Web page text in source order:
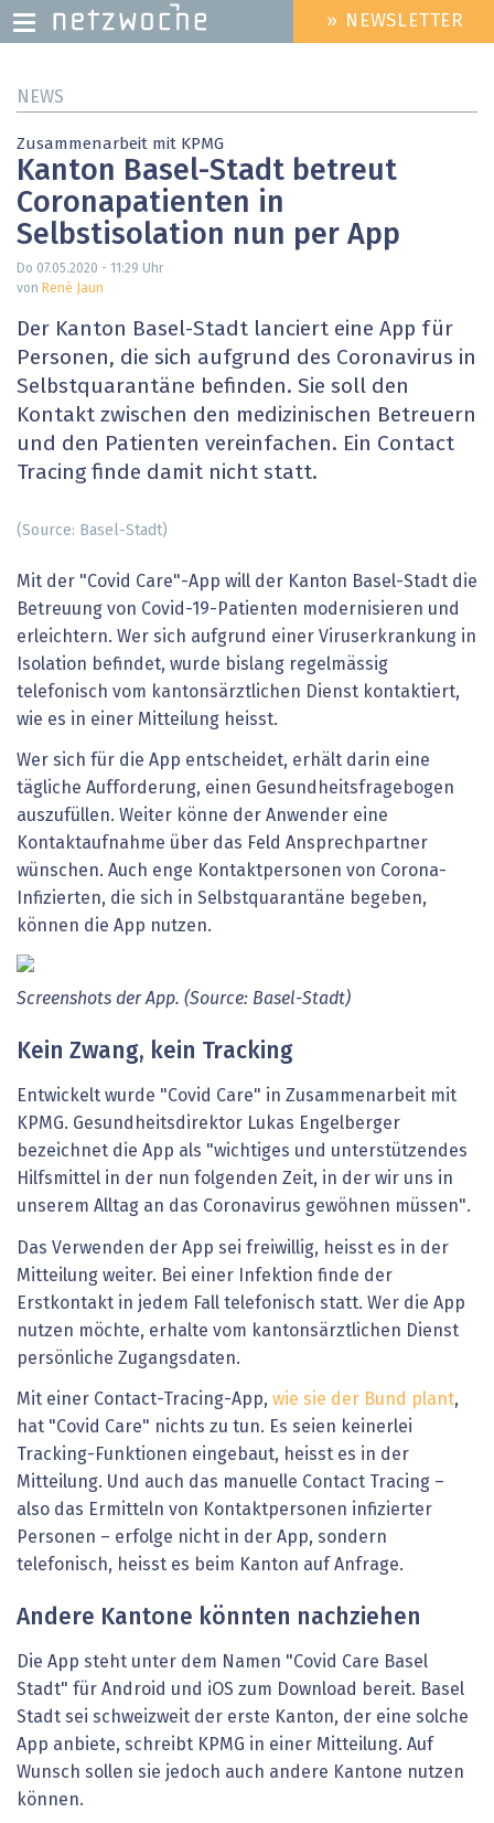
zum
HEADER
MENU
» NEWSLETTER
NEWS
Zusammenarbeit mit KPMG
Kanton Basel-Stadt betreut
Coronapatienten in
Selbstisolation nun per App
Do 07.05.2020 - 11:29 Uhr
von René Jaun
Der Kanton Basel-Stadt lanciert eine App für
Personen, die sich aufgrund des Coronavirus in
Selbstquarantäne befinden. Sie soll den
Kontakt zwischen den medizinischen Betreuern
und den Patienten vereinfachen. Ein Contact
Tracing finde damit nicht statt.
(Source: Basel-Stadt)
Mit der "Covid Care"-App will der Kanton Basel-Stadt die
Betreuung von Covid-19-Patienten modernisieren und
erleichtern. Wer sich aufgrund einer Viruserkrankung in
Isolation befindet, wurde bislang regelmässig
telefonisch vom kantonsärztlichen Dienst kontaktiert,
wie es in einer Mitteilung heisst.
Wer sich für die App entscheidet, erhält darin eine
tägliche Aufforderung, einen Gesundheitsfragebogen
auszufüllen. Weiter könne der Anwender eine
Kontaktaufnahme über das Feld Ansprechpartner
wünschen. Auch enge Kontaktpersonen von Corona-
Infizierten, die sich in Selbstquarantäne begeben,
können die App nutzen.
Screenshots der App. (Source: Basel-Stadt)
Kein Zwang, kein Tracking
Entwickelt wurde "Covid Care" in Zusammenarbeit mit
KPMG. Gesundheitsdirektor Lukas Engelberger
bezeichnet die App als "wichtiges und unterstützendes
Hilfsmittel in der nun folgenden Zeit, in der wir uns in
unserem Alltag an das Coronavirus gewöhnen müssen".
Das Verwenden der App sei freiwillig, heisst es in der
Mitteilung weiter. Bei einer Infektion finde der
Erstkontakt in jedem Fall telefonisch statt. Wer die App
nutzen möchte, erhalte vom kantonsärztlichen Dienst
persönliche Zugangsdaten.
Mit einer Contact-Tracing-App, wie sie der Bund plant,
hat "Covid Care" nichts zu tun. Es seien keinerlei
Tracking-Funktionen eingebaut, heisst es in der
Mitteilung. Und auch das manuelle Contact Tracing –
also das Ermitteln von Kontaktpersonen infizierter
Personen – erfolge nicht in der App, sondern
telefonisch, heisst es beim Kanton auf Anfrage.
Andere Kantone könnten nachziehen
Die App steht unter dem Namen "Covid Care Basel
Stadt" für Android und iOS zum Download bereit. Basel
Stadt sei schweizweit der erste Kanton, der eine solche
App anbiete, schreibt KPMG in einer Mitteilung. Auf
Wunsch sollen sie jedoch auch andere Kantone nutzen
können.